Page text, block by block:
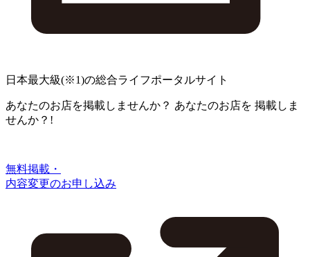
日本最大級(※1)の総合ライフポータルサイト
あなたのお店を掲載しませんか？ あなたのお店を 掲載しま
せんか？!
無料掲載・
内容変更のお申し込み